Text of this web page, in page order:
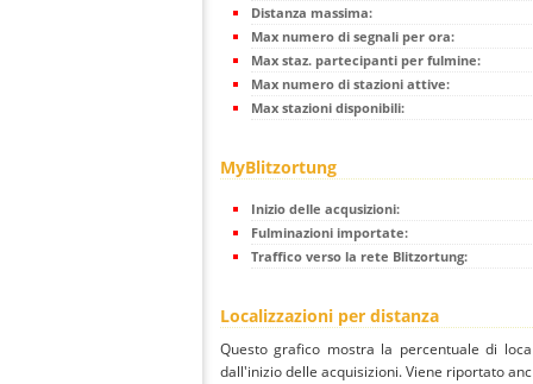
Distanza massima:
Max numero di segnali per ora:
Max staz. partecipanti per fulmine:
Max numero di stazioni attive:
Max stazioni disponibili:
MyBlitzortung
Inizio delle acqusizioni:
Fulminazioni importate:
Traffico verso la rete Blitzortung:
Localizzazioni per distanza
Questo grafico mostra la percentuale di
dall'inizio delle acquisizioni. Viene riportato